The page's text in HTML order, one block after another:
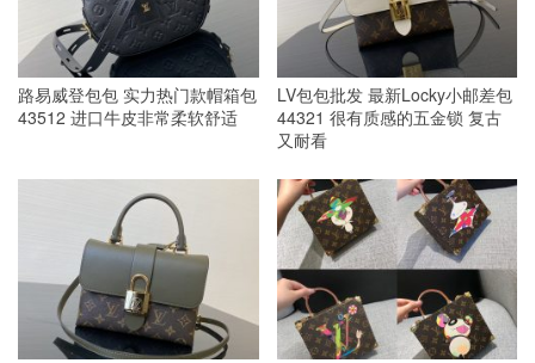
路易威登包包 实力热门款帽箱包
43512 进口牛皮非常柔软舒适
LV包包批发 最新Locky小邮差包
44321 很有质感的五金锁 复古
又耐看